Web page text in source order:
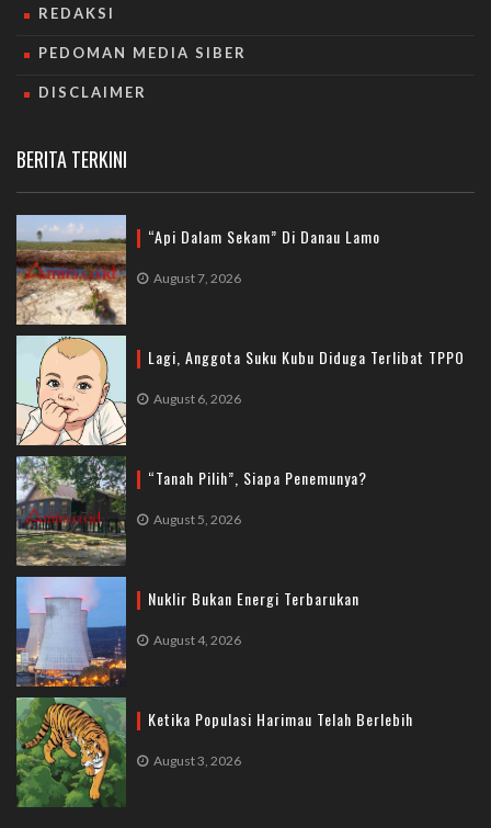
REDAKSI
PEDOMAN MEDIA SIBER
DISCLAIMER
BERITA TERKINI
“Api Dalam Sekam” Di Danau Lamo
August 7, 2026
Lagi, Anggota Suku Kubu Diduga Terlibat TPPO
August 6, 2026
“Tanah Pilih”, Siapa Penemunya?
August 5, 2026
Nuklir Bukan Energi Terbarukan
August 4, 2026
Ketika Populasi Harimau Telah Berlebih
August 3, 2026